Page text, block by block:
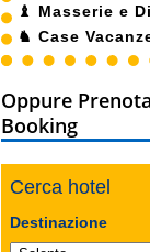
♝ Masserie e
♞ Case
Oppure
Booking
Cerca hotel
Destinazione